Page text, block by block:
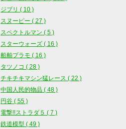
ジブリ ( 10 )
スヌーピー ( 27 )
スペクトルマン ( 5 )
スターウォーズ ( 16 )
船舶プラモ ( 16 )
タツノコ ( 28 )
チキチキマシン猛レース ( 22 )
中国人民的物品 ( 48 )
円谷 ( 55 )
電撃!!ストラダ５ ( 7 )
鉄道模型 ( 49 )